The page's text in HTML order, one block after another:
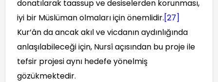
donatılarak taassup ve desiselerden korunması,
iyi bir Müslüman olmaları için önemlidir.[27]
Kur’ân da ancak akıl ve vicdanın aydınlığında
anlaşılabileceği için, Nursî açısından bu proje ile
tefsir projesi aynı hedefe yönelmiş
gözükmektedir.